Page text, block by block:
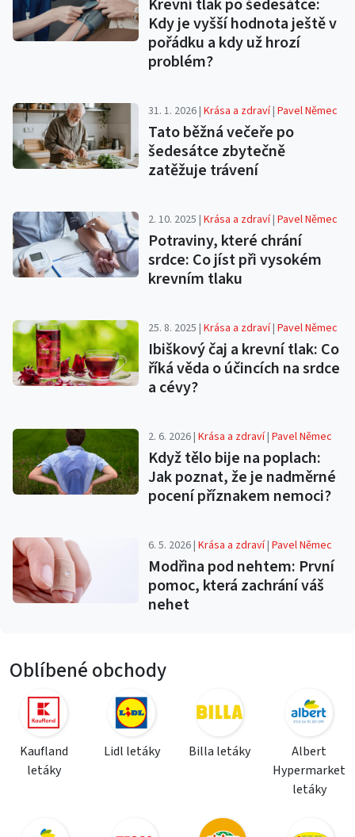
Kdy je vyšší hodnota ještě v
pořádku a kdy už hrozí
problém?
31. 1. 2026 |Krása a zdraví|Pavel Němec
Tato běžná večeře po
šedesátce zbytečně
zatěžuje trávení
2. 10. 2025 |Krása a zdraví|Pavel Němec
Potraviny, které chrání
srdce: Co jíst při vysokém
krevním tlaku
25. 8. 2025 |Krása a zdraví|Pavel Němec
Ibiškový čaj a krevní tlak: Co
říká věda o účincích na srdce
a cévy?
2. 6. 2026 |Krása a zdraví|Pavel Němec
Když tělo bije na poplach:
Jak poznat, že je nadměrné
pocení příznakem nemoci?
6. 5. 2026 |Krása a zdraví|Pavel Němec
Modřina pod nehtem: První
pomoc, která zachrání váš
nehet
Oblíbené obchody
Kaufland
letáky
Lidl letáky Billa letáky
Albert
Hypermarket
letáky